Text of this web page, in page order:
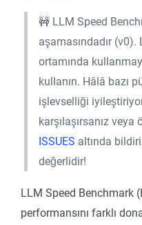
🚧 LLM Speed
aşamasındadır
ortamında
kullanın. Hâlâ bazı
işlevselliği
karşılaşırsanız
ISSUES altında
değerlidir!
LLM Speed Benchmark
performansını farklı